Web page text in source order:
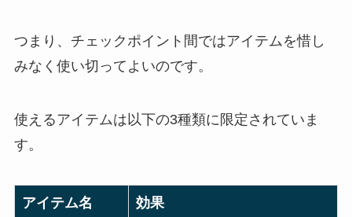
つまり、チェックポイント間ではアイテムを惜し
みなく使い切ってよいのです。
使えるアイテムは以下の3種類に限定されていま
す。
アイテム名 効果